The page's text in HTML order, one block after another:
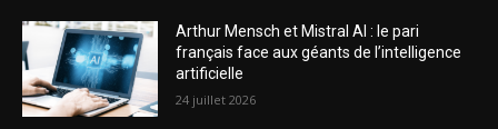
Arthur Mensch et Mistral AI : le pari
français face aux géants de l’intelligence
artificielle
24 juillet 2026